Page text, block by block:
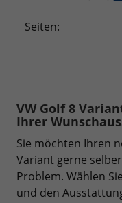
Seiten:
VW Golf 8
Ihrer
Sie möchten Ihren
Variant gerne
Problem. Wählen
und den